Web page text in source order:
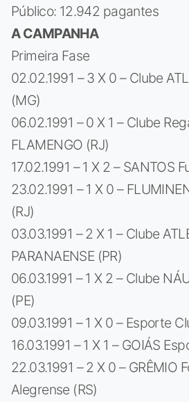
Público: 12.942 pagantes
A CAMPANHA
Primeira Fase
02.02.1991 – 3 X 0 – Clube
(MG)
06.02.1991 – 0 X 1 – Clube
FLAMENGO (RJ)
17.02.1991 – 1 X 2 – SANTOS
23.02.1991 – 1 X 0 –
(RJ)
03.03.1991 – 2 X 1 – Clube
PARANAENSE (PR)
06.03.1991 – 1 X 2 – Clube
(PE)
09.03.1991 – 1 X 0 – Esporte
16.03.1991 – 1 X 1 – GOIÁS
22.03.1991 – 2 X 0 – GRÊMIO
Alegrense (RS)